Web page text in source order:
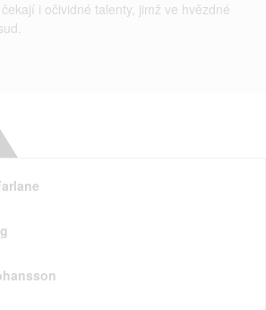
i očividné talenty, jimž ve hvězdné